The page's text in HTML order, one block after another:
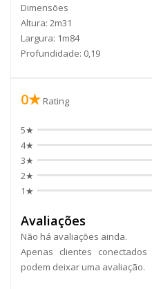
Dimensões
Altura: 2m31
Largura: 1m84
Profundidade: 0,19
0★ Rating
5★
4★
3★
2★
1★
Avaliações
Não há avaliações ainda.
Apenas clientes
podem deixar uma avaliação.